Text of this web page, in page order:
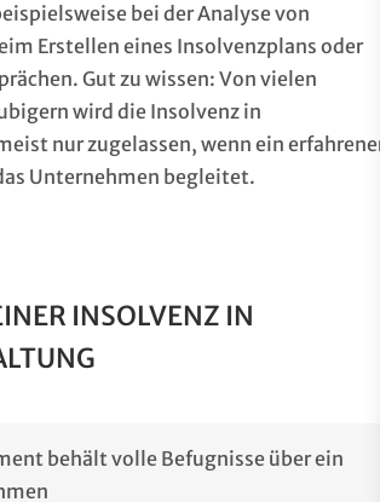
bei der Analyse von
Erstellen eines Insolvenzplans oder
Gut zu wissen: Von vielen
wird die Insolvenz in
nur zugelassen, wenn ein
Unternehmen begleitet.
INSOLVENZ IN
behält volle Befugnisse über ein